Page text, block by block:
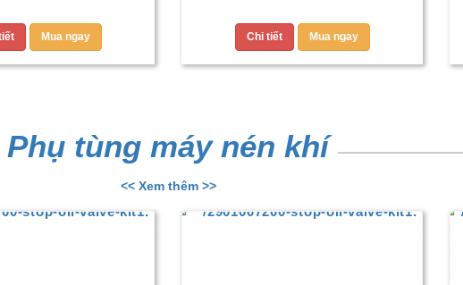
Mua ngay Chi tiết Mua ngay
Phụ tùng máy nén khí
<< Xem thêm >>